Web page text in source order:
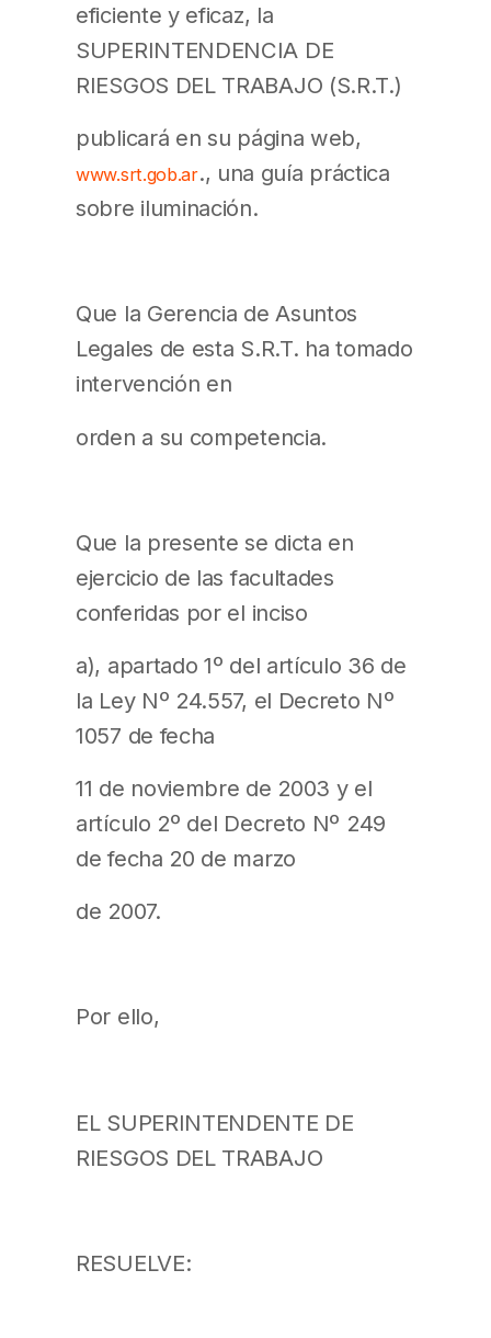
eficiente y eficaz, la
SUPERINTENDENCIA DE
RIESGOS DEL TRABAJO (S.R.T.)
publicará en su página web,
www.srt.gob.ar., una guía práctica
sobre iluminación.
Que la Gerencia de Asuntos
Legales de esta S.R.T. ha tomado
intervención en
orden a su competencia.
Que la presente se dicta en
ejercicio de las facultades
conferidas por el inciso
a), apartado 1º del artículo 36 de
la Ley Nº 24.557, el Decreto Nº
1057 de fecha
11 de noviembre de 2003 y el
artículo 2º del Decreto Nº 249
de fecha 20 de marzo
de 2007.
Por ello,
EL SUPERINTENDENTE DE
RIESGOS DEL TRABAJO
RESUELVE: